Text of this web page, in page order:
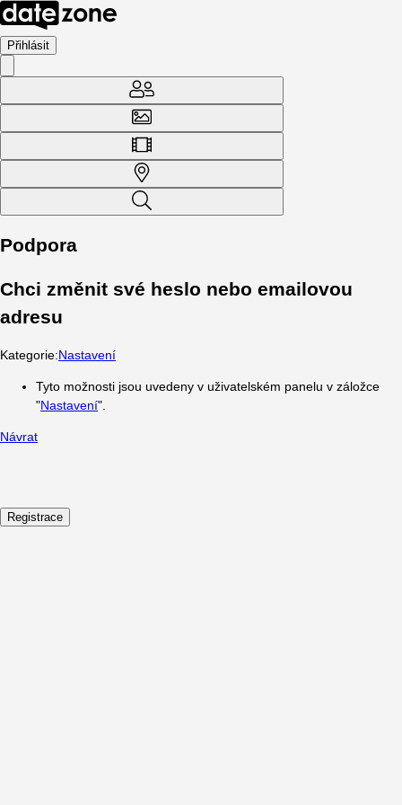
Přihlásit
Podpora
Chci změnit své heslo nebo emailovou
adresu
Kategorie:Nastavení
Tyto možnosti jsou uvedeny v uživatelském panelu v záložce
"Nastavení".
Návrat
Registrace